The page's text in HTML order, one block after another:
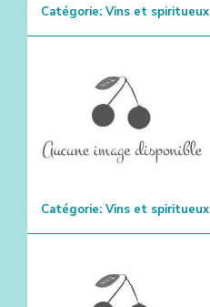
Catégorie: Vins et spiritueux
Catégorie: Vins et spiritueux